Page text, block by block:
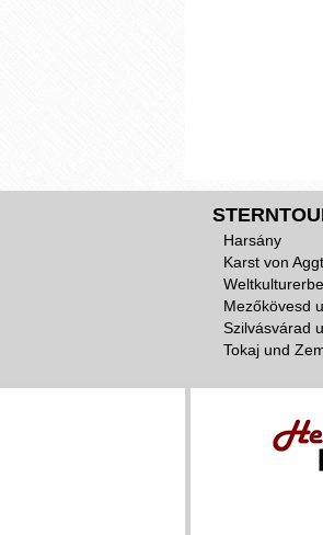
Harsány
Karst von
Weltkulturerbe
Mezőkövesd
Szilvásvárad
Tokaj und